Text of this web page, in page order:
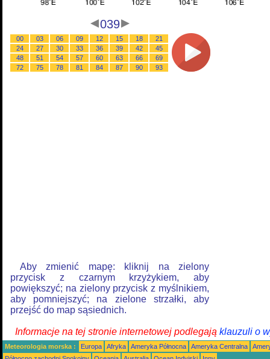
039
00 03 06 09 12 15 18
21
24
27 30 33 36 39 42
45
48
51 54 57 60 63 66
69
72
75 78 81 84 87 90 93
Aby zmienić mapę: kliknij na zielony
przycisk z czarnym krzyżykiem, aby
powiększyć; na zielony przycisk z myślnikiem,
aby pomniejszyć; na zielone strzałki, aby
przejść do map sąsiednich.
Informacje na tej stronie internetowej podlegają klauzuli o
Meteorologia morska : Europa Afryka Ameryka Północna Ameryka Centralna